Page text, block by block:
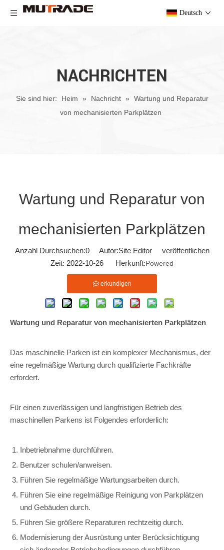
Deutsch
NACHRICHTEN
Sie sind hier: Heim » Nachricht » Wartung und Reparatur
von mechanisierten Parkplätzen
Wartung und Reparatur von
mechanisierten Parkplätzen
Anzahl Durchsuchen:0Autor:Site Editor veröffentlichen
Zeit: 2022-10-26 Herkunft:Powered
erkundigen
Wartung und Reparatur von mechanisierten Parkplätzen
Das maschinelle Parken ist ein komplexer Mechanismus, der
eine regelmäßige Wartung durch qualifizierte Fachkräfte
erfordert.
Für einen zuverlässigen und langfristigen Betrieb des
maschinellen Parkens ist Folgendes erforderlich:
Inbetriebnahme durchführen.
Benutzer schulen/anweisen.
Führen Sie regelmäßige Wartungsarbeiten durch.
Führen Sie eine regelmäßige Reinigung von Parkplätzen
und Gebäuden durch.
Führen Sie größere Reparaturen rechtzeitig durch.
Modernisierung der Ausrüstung unter Berücksichtigung